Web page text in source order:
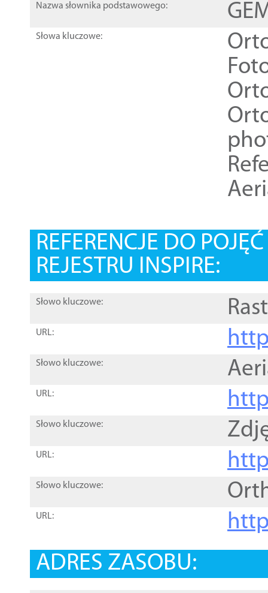
Nazwa słownika podstawowego:
Słowa kluczowe:
REFERENCJE DO
REJESTRU INSPIRE:
Słowo kluczowe:
URL:
Słowo kluczowe:
URL:
Słowo kluczowe:
URL:
Słowo kluczowe:
URL:
ADRES ZASOBU: